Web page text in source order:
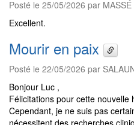
Posté le 25/05/2026 par MASSÉ
Excellent.
Mourir en paix
Posté le 22/05/2026 par
Bonjour Luc ,
Félicitations pour cette nouvelle
Cependant, je ne suis pas